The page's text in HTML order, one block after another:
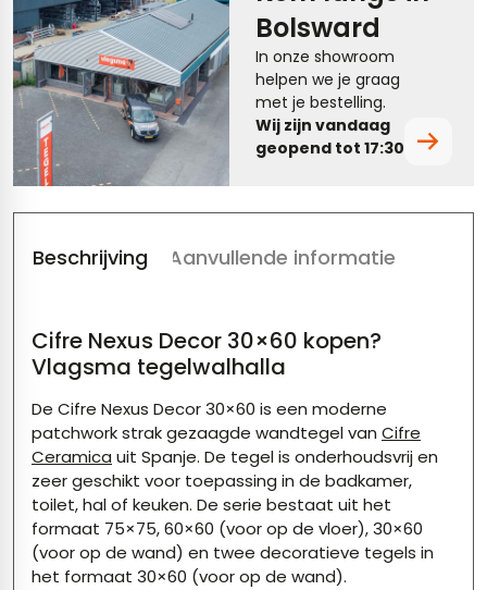
Bolsward
In onze showroom
helpen we je graag
met je bestelling.
Wij zijn vandaag
geopend tot 17:30.
Beschrijving Aanvullende informatie
Cifre Nexus Decor 30×60 kopen?
Vlagsma tegelwalhalla
De Cifre Nexus Decor 30×60 is een moderne
patchwork strak gezaagde wandtegel van Cifre
Ceramica uit Spanje. De tegel is onderhoudsvrij en
zeer geschikt voor toepassing in de badkamer,
toilet, hal of keuken. De serie bestaat uit het
formaat 75×75, 60×60 (voor op de vloer), 30×60
(voor op de wand) en twee decoratieve tegels in
het formaat 30×60 (voor op de wand).